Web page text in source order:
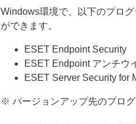
Windows環境で、以下のプロ
ができます。
ESET Endpoint Security
ESET Endpoint アンチウ
ESET Server Security for
※ バージョンアップ先のプロ